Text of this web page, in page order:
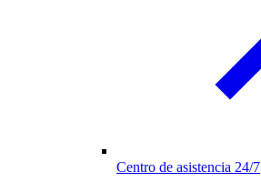
Centro de asistencia 24/7